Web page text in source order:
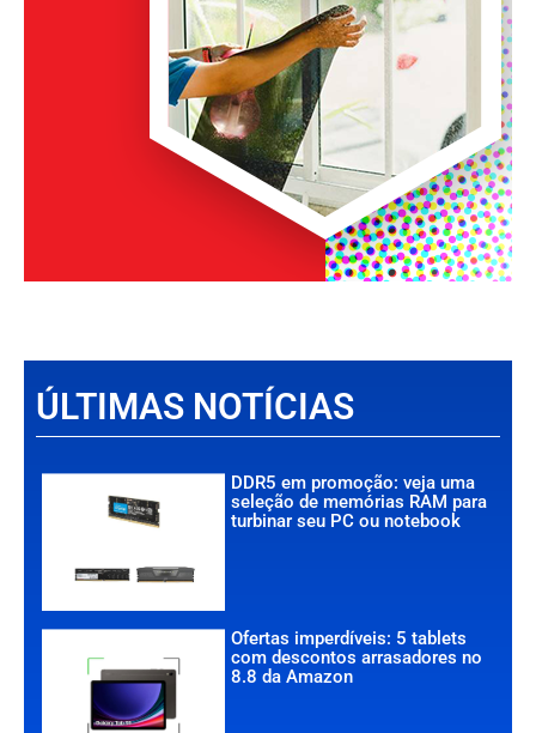
ÚLTIMAS NOTÍCIAS
DDR5 em promoção: veja uma
seleção de memórias RAM para
turbinar seu PC ou notebook
Ofertas imperdíveis: 5 tablets
com descontos arrasadores no
8.8 da Amazon